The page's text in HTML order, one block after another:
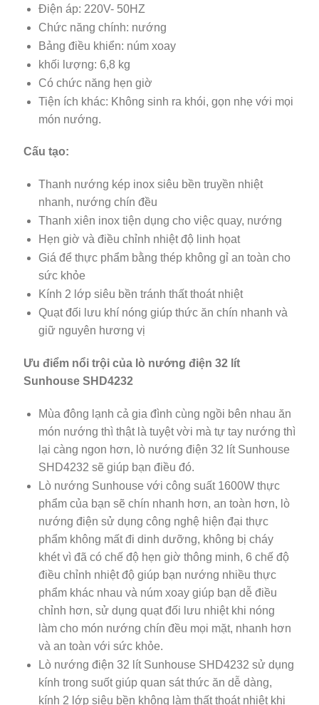
Điện áp: 220V- 50HZ
Chức năng chính: nướng
Bảng điều khiển: núm xoay
khối lượng: 6,8 kg
Có chức năng hẹn giờ
Tiện ích khác: Không sinh ra khói, gọn nhẹ với mọi
món nướng.
Cấu tạo:
Thanh nướng kép inox siêu bền truyền nhiệt
nhanh, nướng chín đều
Thanh xiên inox tiện dụng cho việc quay, nướng
Hẹn giờ và điều chỉnh nhiệt độ linh họat
Giá để thực phẩm bằng thép không gỉ an toàn cho
sức khỏe
Kính 2 lớp siêu bền tránh thất thoát nhiệt
Quạt đối lưu khí nóng giúp thức ăn chín nhanh và
giữ nguyên hương vị
Ưu điểm nổi trội của lò nướng điện 32 lít
Sunhouse SHD4232
Mùa đông lạnh cả gia đình cùng ngồi bên nhau ăn
món nướng thì thật là tuyệt vời mà tự tay nướng thì
lại càng ngon hơn, lò nướng điện 32 lít Sunhouse
SHD4232 sẽ giúp bạn điều đó.
Lò nướng Sunhouse với công suất 1600W thực
phẩm của bạn sẽ chín nhanh hơn, an toàn hơn, lò
nướng điện sử dụng công nghệ hiện đại thực
phẩm không mất đi dinh dưỡng, không bị cháy
khét vì đã có chế độ hẹn giờ thông minh, 6 chế độ
điều chỉnh nhiệt độ giúp bạn nướng nhiều thực
phẩm khác nhau và núm xoay giúp bạn dễ điều
chỉnh hơn, sử dụng quạt đối lưu nhiệt khi nóng
làm cho món nướng chín đều mọi mặt, nhanh hơn
và an toàn với sức khỏe.
Lò nướng điện 32 lít Sunhouse SHD4232 sử dụng
kính trong suốt giúp quan sát thức ăn dễ dàng,
kính 2 lớp siêu bền không làm thất thoát nhiệt khi